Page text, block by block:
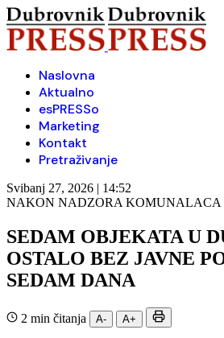
Naslovna
Aktualno
esPRESSo
Marketing
Kontakt
Pretraživanje
Svibanj 27, 2026 | 14:52
NAKON NADZORA KOMUNALACA
SEDAM OBJEKATA U
OSTALO BEZ JAVNE
SEDAM DANA
2 min čitanja A- A+